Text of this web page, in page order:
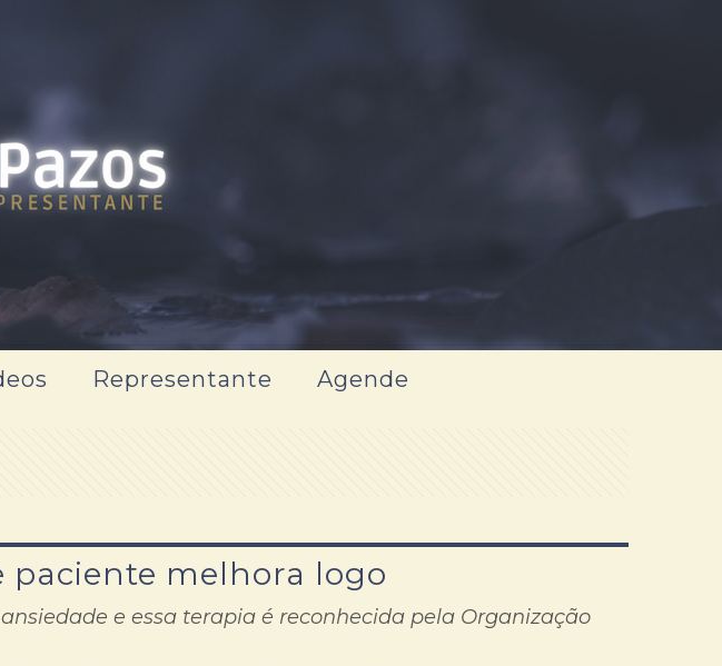
Representante Agende
paciente melhora logo
e essa terapia é reconhecida pela Organização